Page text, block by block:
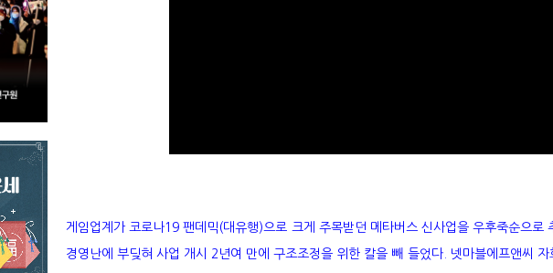
게임업계가 코로나19 팬데믹(대유행)으로 크게 주목받던 메타버스 신사업을 우후죽순으
경영난에 부딪혀 사업 개시 2년여 만에 구조조정을 위한 칼을 빼 들었다. 넷마블에프앤씨